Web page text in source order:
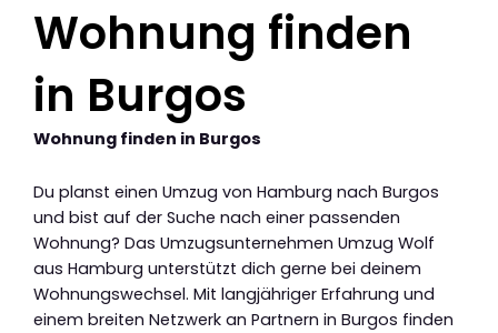
Wohnung finden
in Burgos
Wohnung finden in Burgos
Du planst einen Umzug von Hamburg nach Burgos
und bist auf der Suche nach einer passenden
Wohnung? Das Umzugsunternehmen Umzug Wolf
aus Hamburg unterstützt dich gerne bei deinem
Wohnungswechsel. Mit langjähriger Erfahrung und
einem breiten Netzwerk an Partnern in Burgos finden